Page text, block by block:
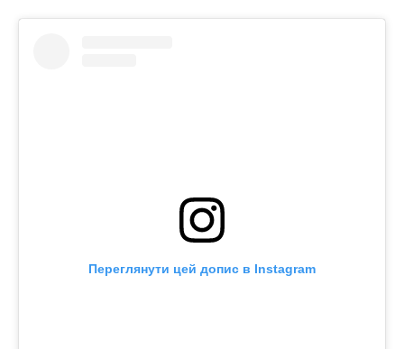
Переглянути цей допис в Instagram